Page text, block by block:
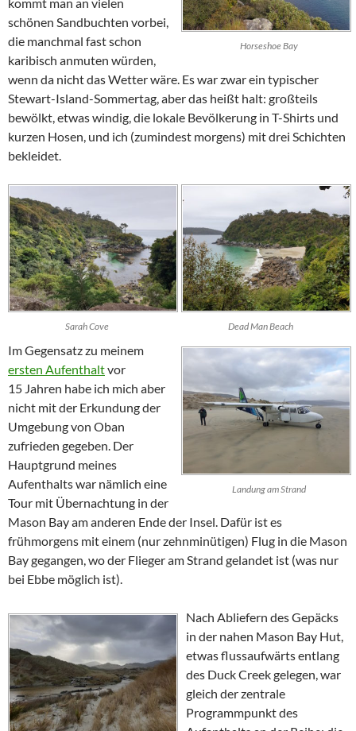
Horseshoe Bay
schönen Sandbuchten vorbei,
die manchmal fast schon
karibisch anmuten würden,
wenn da nicht das Wetter wäre. Es war zwar ein typischer
Stewart-Island-Sommertag, aber das heißt halt: großteils
bewölkt, etwas windig, die lokale Bevölkerung in T-Shirts und
kurzen Hosen, und ich (zumindest morgens) mit drei Schichten
bekleidet.
Sarah Cove Dead Man Beach
Landung am Strand
Im Gegensatz zu meinem
ersten Aufenthaltvor
15 Jahren habe ich mich aber
nicht mit der Erkundung der
Umgebung von Oban
zufrieden gegeben. Der
Hauptgrund meines
Aufenthalts war nämlich eine
Tour mit Übernachtung in der
Mason Bayam anderen Ende der Insel. Dafür ist es
frühmorgens mit einem (nur zehnminütigen) Flug in die Mason
Baygegangen, wo der Flieger am Strand gelandet ist (was nur
bei Ebbe möglich ist).
Nach Abliefern des Gepäcks
in der nahen Mason Bay Hut,
etwas flussaufwärts entlang
des Duck Creekgelegen, war
gleich der zentrale
Programmpunkt des